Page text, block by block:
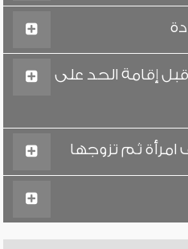
إقامة الحد على
ثم تزوجها